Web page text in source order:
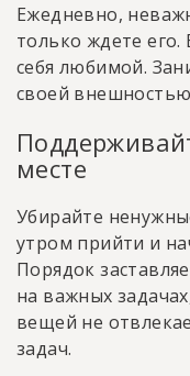
Ежедневно,
только ждете его.
себя любимой.
своей
месте
Убирайте
утром прийти и
Порядок
на важных
вещей не
задач.